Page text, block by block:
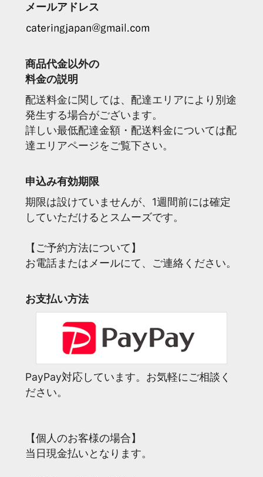
メールアドレス
商品代金以外の
料金の説明
配送料金に関しては、配達エリアにより別途
発生する場合がございます。
詳しい最低配達金額・配送料金については配
達エリアページをご覧下さい。
申込み有効期限
期限は設けていませんが、1週間前には確定
していただけるとスムーズです。
【ご予約方法について】
お電話またはメールにて、ご連絡ください。
お支払い方法
PayPay対応しています。お気軽にご相談く
ださい。
【個人のお客様の場合】
当日現金払いとなります。